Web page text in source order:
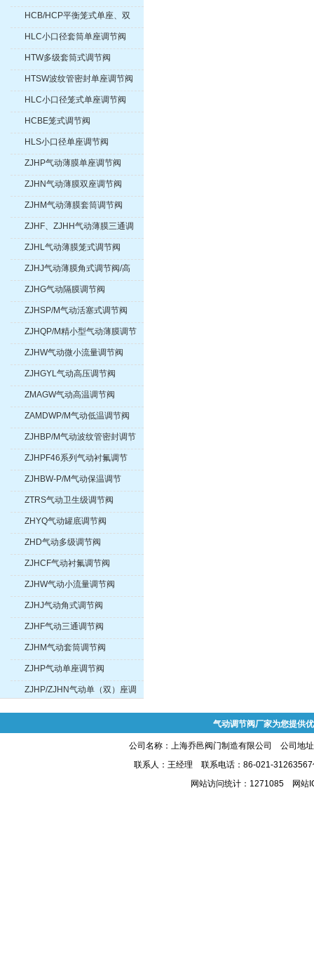
HCB/HCP平衡笼式单座、双
座调节阀
HLC小口径套筒单座调节阀
HTW多级套筒式调节阀
HTSW波纹管密封单座调节阀
HLC小口径笼式单座调节阀
HCBE笼式调节阀
HLS小口径单座调节阀
ZJHP气动薄膜单座调节阀
ZJHN气动薄膜双座调节阀
ZJHM气动薄膜套筒调节阀
ZJHF、ZJHH气动薄膜三通调
节阀
ZJHL气动薄膜笼式调节阀
ZJHJ气动薄膜角式调节阀/高
压角式调节阀
ZJHG气动隔膜调节阀
ZJHSP/M气动活塞式调节阀
ZJHQP/M精小型气动薄膜调节
阀
ZJHW气动微小流量调节阀
ZJHGYL气动高压调节阀
ZMAGW气动高温调节阀
ZAMDWP/M气动低温调节阀
ZJHBP/M气动波纹管密封调节
阀
ZJHPF46系列气动衬氟调节
阀、气动衬四氟调节阀
ZJHBW-P/M气动保温调节
阀、夹套保温气动调节阀
ZTRS气动卫生级调节阀
ZHYQ气动罐底调节阀
ZHD气动多级调节阀
ZJHCF气动衬氟调节阀
ZJHW气动小流量调节阀
ZJHJ气动角式调节阀
ZJHF气动三通调节阀
ZJHM气动套筒调节阀
ZJHP气动单座调节阀
ZJHP/ZJHN气动单（双）座调
气动调节阀厂家为您提供
公司名称：上海乔邑阀门制造有限公司 公司地
联系人：王经理 联系电话：86-021-
网站访问统计：1271085 网站